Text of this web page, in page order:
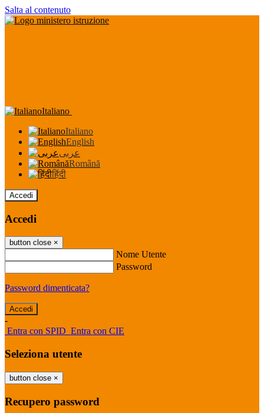
Salta al contenuto
Italiano
Italiano
English
عربى
Română
हिंदी
Accedi
Accedi
button close ×
Nome Utente
Password
Password dimenticata?
-
Entra con SPID Entra con CIE
Seleziona utente
button close ×
Recupero password